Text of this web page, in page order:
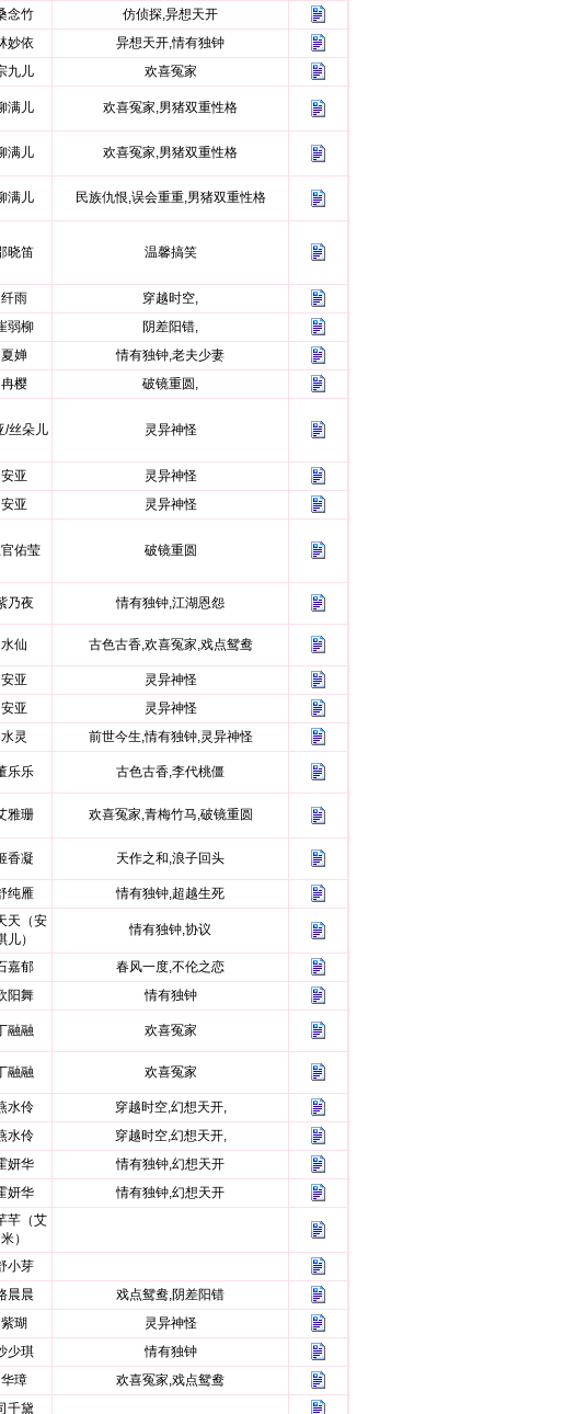
念竹
仿侦探,异想天开
妙依
异想天开,情有独钟
九儿 欢喜冤家
满儿 欢喜冤家,男猪双重性格
满儿 欢喜冤家,男猪双重性格
满儿 民族仇恨,误会重重,男猪双重性格
晓笛 温馨搞笑
纤雨
穿越时空,
弱柳
阴差阳错,
夏婵
情有独钟,老夫少妻
冉樱 破镜重圆,
/丝朵儿 灵异神怪
安亚
灵异神怪
安亚 灵异神怪
佑莹 破镜重圆
乃夜 情有独钟,江湖恩怨
水仙 古色古香,欢喜冤家,戏点鸳鸯
安亚
灵异神怪
安亚
灵异神怪
水灵 前世今生,情有独钟,灵异神怪
乐乐 古色古香,李代桃僵
雅珊 欢喜冤家,青梅竹马,破镜重圆
香凝 天作之和,浪子回头
纯雁 情有独钟,超越生死
天（安
儿）
情有独钟,协议
嘉郁
春风一度,不伦之恋
阳舞 情有独钟
融融 欢喜冤家
融融 欢喜冤家
水伶
穿越时空,幻想天开,
水伶
穿越时空,幻想天开,
妍华
情有独钟,幻想天开
妍华 情有独钟,幻想天开
芊（艾
米）
小芽
晨晨
戏点鸳鸯,阴差阳错
紫瑚
灵异神怪
少琪
情有独钟
华璋
欢喜冤家,戏点鸳鸯
千黛